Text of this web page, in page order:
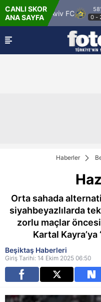
CANLI SKOR
ANA SAYFA
Tel Aviv FC
58'
0-
Haberler
Orta sahada
siyahbeyazlılarda
zorlu maçlar
Kartal Kayra’ya
Beşiktaş Haberleri
Giriş Tarihi: 14 Ekim 2025 06:50